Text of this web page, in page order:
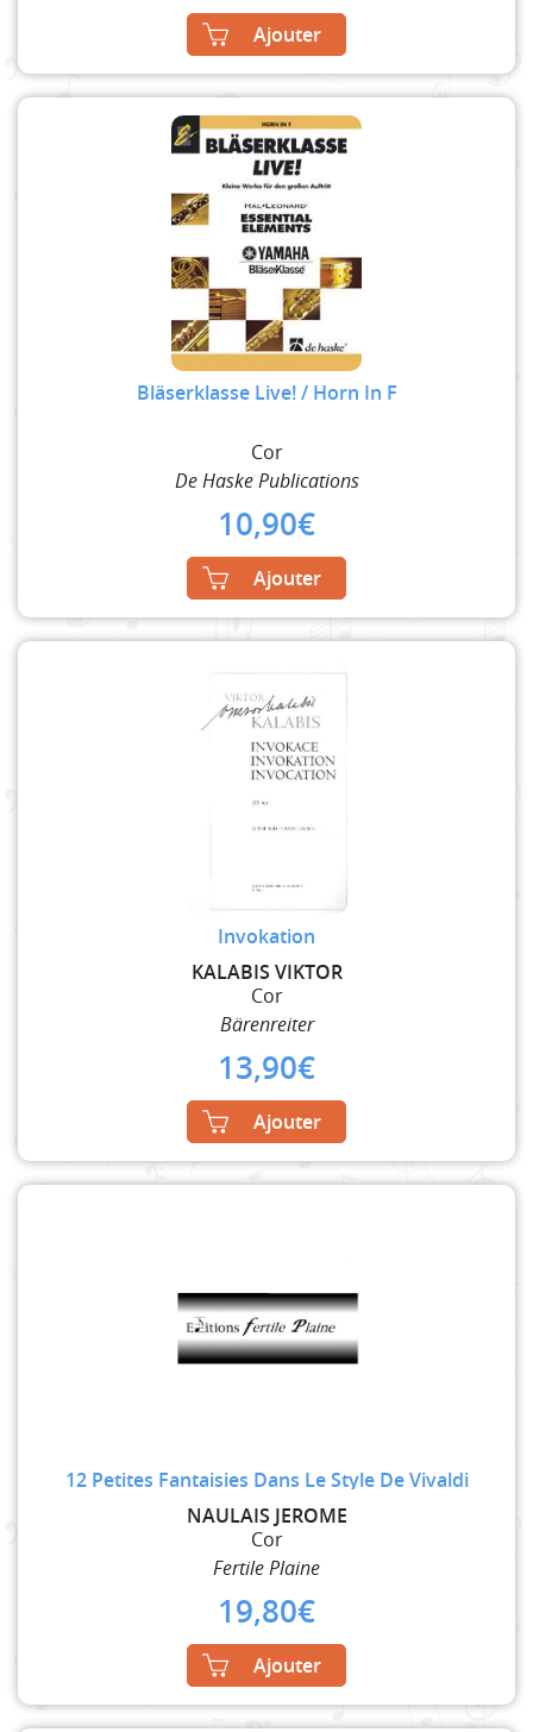
Ajouter
Bläserklasse Live! / Horn In F
Cor
De Haske Publications
10,90€
Ajouter
Invokation
KALABIS VIKTOR
Cor
Bärenreiter
13,90€
Ajouter
12 Petites Fantaisies Dans Le Style De Vivaldi
NAULAIS JEROME
Cor
Fertile Plaine
19,80€
Ajouter